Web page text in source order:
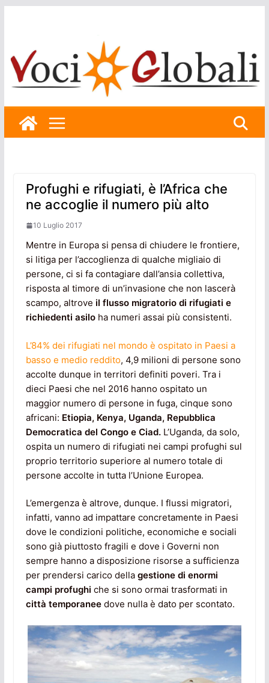
Profughi e rifugiati, è l’Africa che
ne accoglie il numero più alto
10 Luglio 2017
Mentre in Europa si pensa di chiudere le frontiere,
si litiga per l’accoglienza di qualche migliaio di
persone, ci si fa contagiare dall’ansia collettiva,
risposta al timore di un’invasione che non lascerà
scampo, altrove il flusso migratorio di rifugiati e
richiedenti asiloha numeri assai più consistenti.
L’84% dei rifugiati nel mondo è ospitato in Paesi a
basso e medio reddito, 4,9 milioni di persone sono
accolte dunque in territori definiti poveri. Tra i
dieci Paesi che nel 2016 hanno ospitato un
maggior numero di persone in fuga, cinque sono
africani: Etiopia, Kenya, Uganda, Repubblica
Democratica del Congo e Ciad.L’Uganda, da solo,
ospita un numero di rifugiati nei campi profughi sul
proprio territorio superiore al numero totale di
persone accolte in tutta l’Unione Europea.
L’emergenza è altrove, dunque. I flussi migratori,
infatti, vanno ad impattare concretamente in Paesi
dove le condizioni politiche, economiche e sociali
sono già piuttosto fragili e dove i Governi non
sempre hanno a disposizione risorse a sufficienza
per prendersi carico della gestione di enormi
campi profughi che si sono ormai trasformati in
città temporaneedove nulla è dato per scontato.